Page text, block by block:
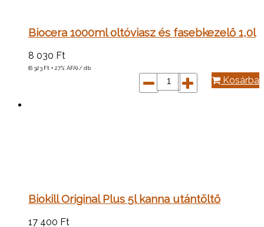
Biocera 1000ml oltóviasz és fasebkezelő 1,0l
8 030 Ft
(6 323 Ft + 27% ÁFA) / db
Kosárba
Biokill Original Plus 5l kanna utántöltő
17 400 Ft